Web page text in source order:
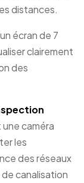
distances.
écran de 7
clairement
des
une caméra
les
des réseaux
canalisation